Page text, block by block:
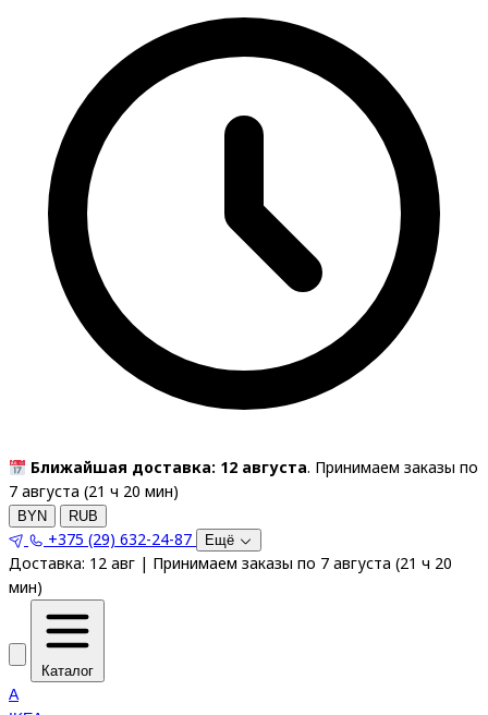
Ближайшая доставка: 12 августа. Принимаем заказы по
7 августа (21 ч 20 мин)
BYN RUB
+375 (29) 632-24-87 Ещё
Доставка: 12 авг | Принимаем заказы по 7 августа (21 ч 20
мин)
Каталог
A